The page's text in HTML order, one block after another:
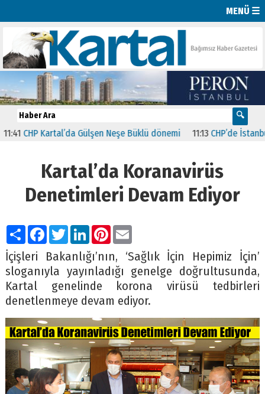
MENÜ ☰
CHP Kartal’da Gülşen Neşe Büklü dönemi 11:13 CHP’de
Kartal’da Koranavirüs
Denetimleri Devam Ediyor
PaylaşFacebook
TwitterLinkedIn
Pinterest
Email
İçişleri Bakanlığı’nın, ‘Sağlık İçin Hepimiz İçin’
sloganıyla yayınladığı genelge doğrultusunda,
Kartal genelinde korona virüsü tedbirleri
denetlenmeye devam ediyor.